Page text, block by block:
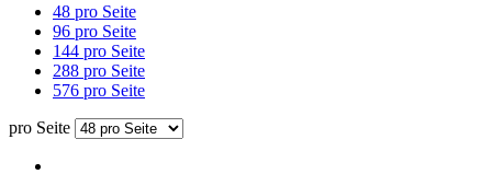
48 pro Seite
96 pro Seite
144 pro Seite
288 pro Seite
576 pro Seite
pro Seite